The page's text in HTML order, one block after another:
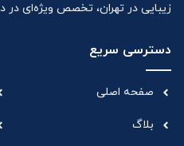
زیبایی در تهران، تخصص ویژه‌ای
دسترسی سریع
صفحه اصلی
بلاگ